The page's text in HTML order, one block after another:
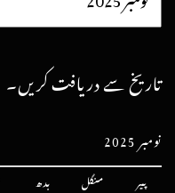
تاریخ سے دریافت کریں۔
نومبر 2025
پیر منگل بدھ